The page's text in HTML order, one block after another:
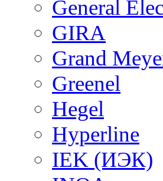
General
GIRA
Grand
Greenel
Hegel
Hyperline
IEK (ИЭК)